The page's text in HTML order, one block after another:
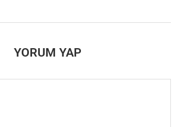
YORUM YAP